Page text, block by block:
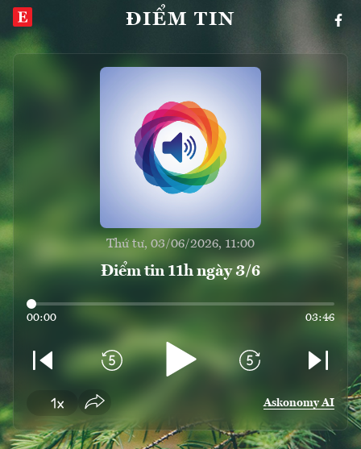
ĐIỂM TIN
Thứ tư, 03/06/2026, 11:00
Điểm tin 11h ngày 3/6
00:00 03:46
Askonomy AI